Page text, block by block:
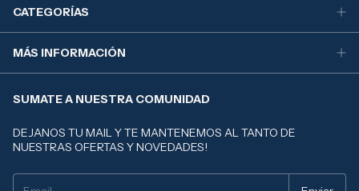
CATEGORÍAS
MÁS INFORMACIÓN
SUMATE A NUESTRA COMUNIDAD
DEJANOS TU MAIL Y TE MANTENEMOS AL TANTO DE
NUESTRAS OFERTAS Y NOVEDADES!